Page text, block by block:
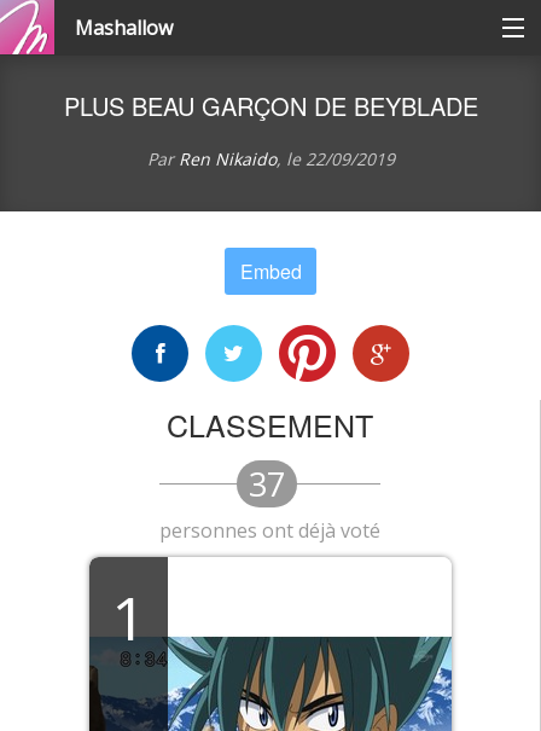
Mashallow
Se connecter / s'inscrire
PLUS BEAU GARÇON DE BEYBLADE
Par Ren Nikaido, le22/09/2019
Embed
CLASSEMENT
37
personnes ont déjà voté
1